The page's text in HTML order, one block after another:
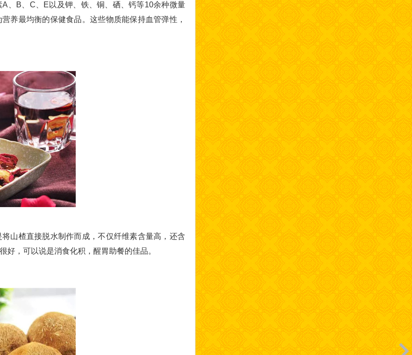
、B、C、E以及钾、铁、铜、硒、钙等10余种微量
养最均衡的保健食品。这些物质能保持血管弹性，
山楂直接脱水制作而成，不仅纤维素含量高，还含
好，可以说是消食化积，醒胃助餐的佳品。